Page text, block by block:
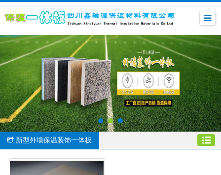
新型外墙保温装饰一体板